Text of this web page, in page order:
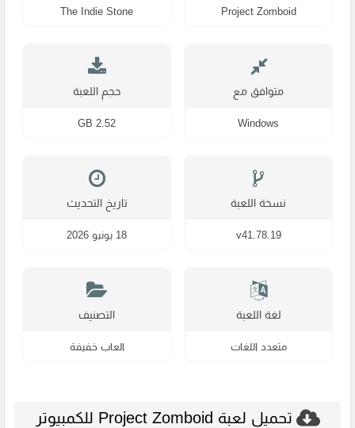
Project Zomboid
The Indie Stone
متوافق مع
Windows
حجم اللعبة
2.52 GB
نسخة اللعبة
v41.78.19
تاريخ التحديث
18 يونيو 2026
لغة اللعبة
متعدد اللغات
التصنيف
العاب خفيفة
تحميل لعبة Project Zomboid للكمبيوتر